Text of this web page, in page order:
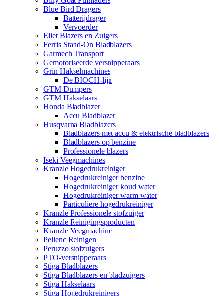
Blue Bird Dragers
Batterijdrager
Vervoerder
Eliet Blazers en Zuigers
Ferris Stand-On Bladblazers
Garmech Transport
Gemotoriseerde versnipperaars
Grin Hakselmachines
De BIOCH-lijn
GTM Dumpers
GTM Hakselaars
Honda Bladblazer
Accu Bladblazer
Husqvarna Bladblazers
Bladblazers met accu & elektrische bladblazers
Bladblazers op benzine
Professionele blazers
Iseki Veegmachines
Kranzle Hogedrukreiniger
Hogedrukreiniger benzine
Hogedrukreiniger koud water
Hogedrukreiniger warm water
Particuliere hogedrukreiniger
Kranzle Professionele stofzuiger
Kranzle Reinigingsproducten
Kranzle Veegmachine
Pellenc Reinigen
Peruzzo stofzuigers
PTO-versnipperaars
Stiga Bladblazers
Stiga Bladblazers en bladzuigers
Stiga Hakselaars
Stiga Hogedrukreinigers